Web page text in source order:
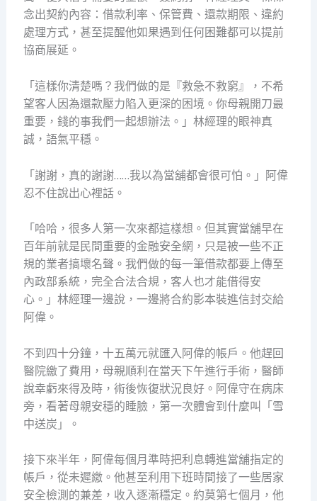
念出契約內容：借款利率、保管費、還款期限、違約
處理方式，甚至提醒他如果遇到任何困難都可以提前
協商展延。
「這樣你清楚嗎？我們做的是『救急不救窮』，不希
望客人因為還款壓力陷入更深的困境。你母親開刀最
重要，錢的事我們一起想辦法。」林經理的眼神真
誠，語氣平穩。
「謝謝，真的謝謝……我以為當舖都會很可怕。」阿偉
忍不住說出心裡話。
「哈哈，很多人第一次來都這樣想。但其實當舖早在
百年前就是民間重要的金融安全網，只是被一些不正
規的業者搞壞名聲。我們做的每一筆借款都要上傳至
內政部系統，完全合法合規，客人也才能借得安
心。」林經理一邊說，一邊將合約影本裝進信封交給
阿偉。
不到四十分鐘，十五萬元就匯入阿偉的帳戶。他趕回
醫院繳了費用，母親順利在當天下午進行手術，醫師
說幸虧來得及時，術後恢復狀況良好。阿偉守在病床
旁，看著母親安穩的睡臉，第一次體會到什麼叫「雪
中送炭」。
接下來半年，阿偉每個月準時把利息轉進當舖指定的
帳戶，從未遲繳。他甚至利用下班時間接了一些居家
安全檢測的兼差，收入逐漸穩定。約莫第七個月，他